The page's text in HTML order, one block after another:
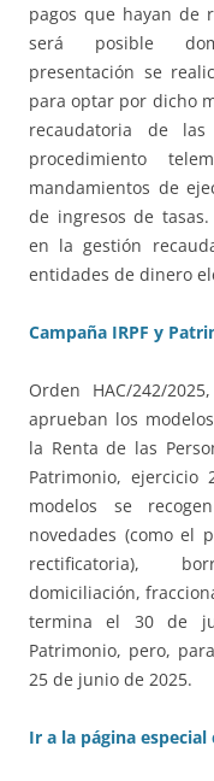
pagos que hayan de
será posible
presentación se
para optar por dicho
recaudatoria de
procedimiento
mandamientos de
de ingresos de
en la gestión
entidades de dinero
Campaña IRPF y
Orden HAC/242/
aprueban los
la Renta de las
Patrimonio, ejercicio
modelos se
novedades (como el
rectificatoria),
domiciliación,
termina el 30 de
Patrimonio, pero,
25 de junio de 2025.
Ir a la página especial